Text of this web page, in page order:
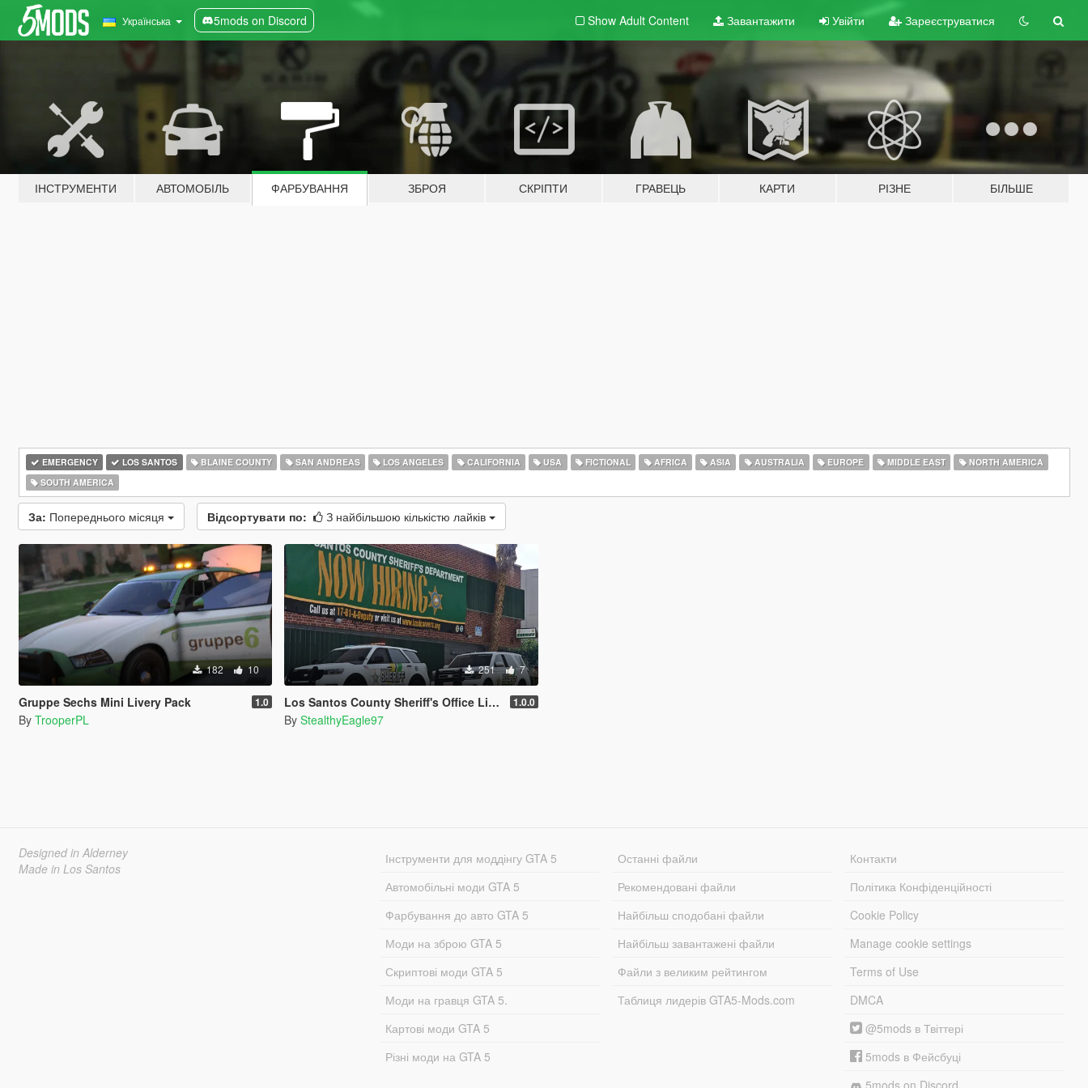
Українська 5mods on Discord Show Adult Content Завантажити Увійти Зареєструватися
ІНСТРУМЕНТИ АВТОМОБІЛЬ ФАРБУВАННЯ ЗБРОЯ СКРІПТИ ГРАВЕЦЬ КАРТИ РІЗНЕ БІЛЬШЕ
EMERGENCY LOS SANTOS BLAINE COUNTY SAN ANDREAS LOS ANGELES CALIFORNIA USA FICTIONAL AFRICA ASIA AUSTRALIA EUROPE MIDDLE EAST
NORTH AMERICA
SOUTH AMERICA
За: Попереднього місяця Відсортувати по: З найбільшою кількістю лайків
182 10
Gruppe Sechs Mini Livery Pack 1.0
By TrooperPL
251 7
Los Santos County Sheriff's Office Livery Minipack (Multnomah County, WA) 1.0.0
By StealthyEagle97
Designed in Alderney
Made in Los Santos
Інструменти для моддінгу GTA 5
Автомобільні моди GTA 5
Фарбування до авто GTA 5
Моди на зброю GTA 5
Скриптові моди GTA 5
Моди на гравця GTA 5.
Картові моди GTA 5
Різні моди на GTA 5
Останні файли
Рекомендовані файли
Найбільш сподобані файли
Найбільш завантажені файли
Файли з великим рейтингом
Таблиця лидерів GTA5-Mods.com
Контакти
Політика Конфіденційності
Cookie Policy
Manage cookie settings
Terms of Use
DMCA
@5mods в Твіттері
5mods в Фейсбуці
5mods on Discord